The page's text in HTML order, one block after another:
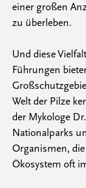
einer großen
zu überleben.
Und diese
Führungen
Welt der Pilze
der Mykologe
Nationalparks
Organismen,
Ökosystem oft